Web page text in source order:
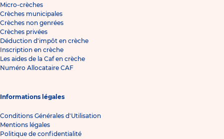
Micro-crèches
Crèches municipales
Crèches non genrées
Crèches privées
Déduction d'impôt en crèche
Inscription en crèche
Les aides de la Caf en crèche
Numéro Allocataire CAF
Informations légales
Conditions Générales d'Utilisation
Mentions légales
Politique de confidentialité